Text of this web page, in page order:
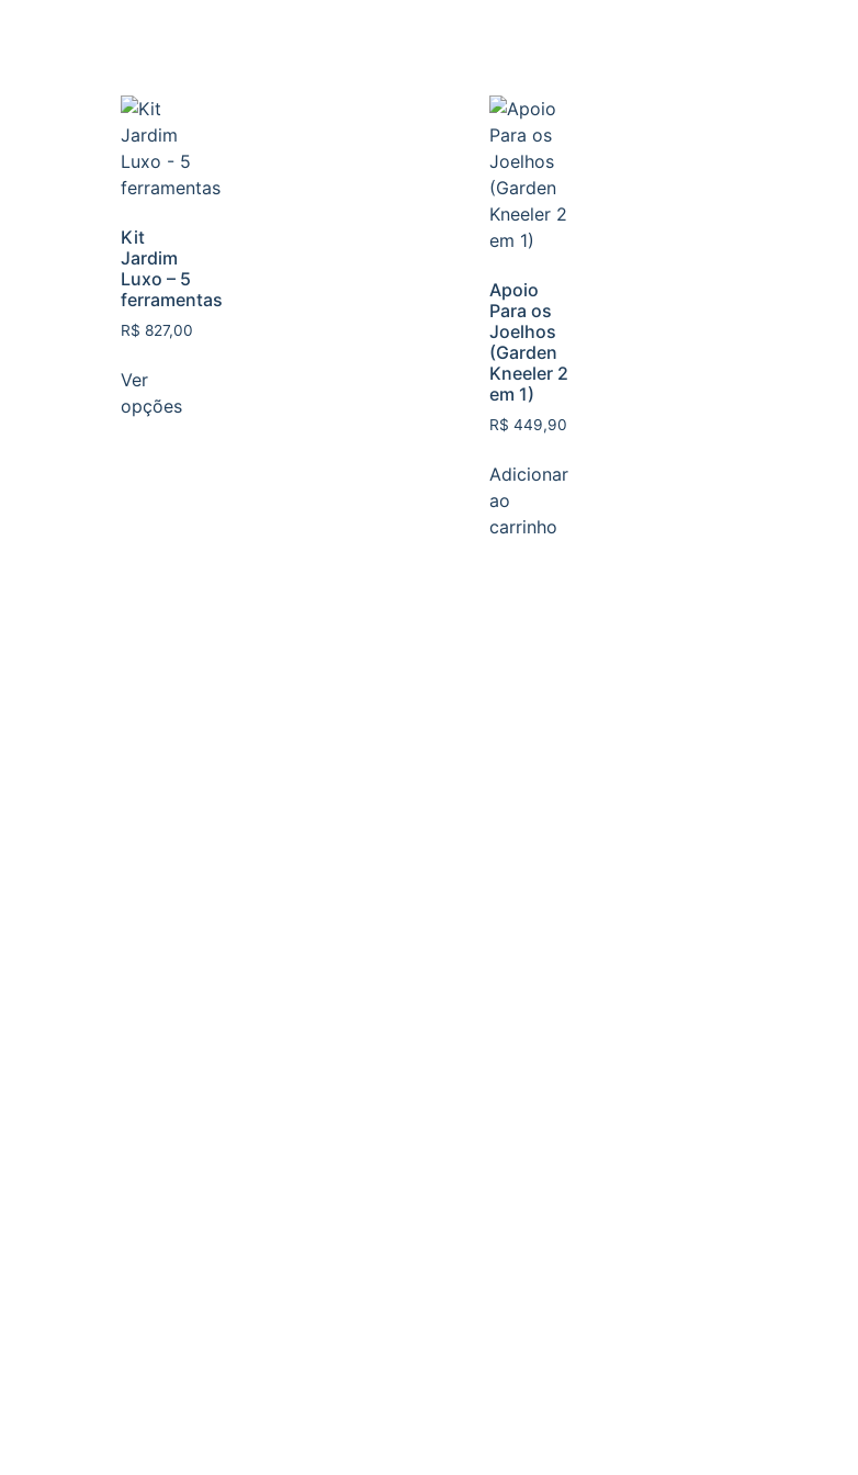
Kit
Jardim
Luxo – 5
ferramentas
R$ 827,00
Ver
opções
Apoio
Para os
Joelhos
(Garden
Kneeler 2
em 1)
R$ 449,90
Adicionar
ao
carrinho